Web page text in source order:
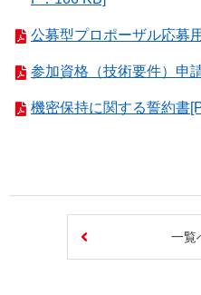
公募型プロポーザル応募
参加資格（技術要件）申
機密保持に関する誓約書
一覧